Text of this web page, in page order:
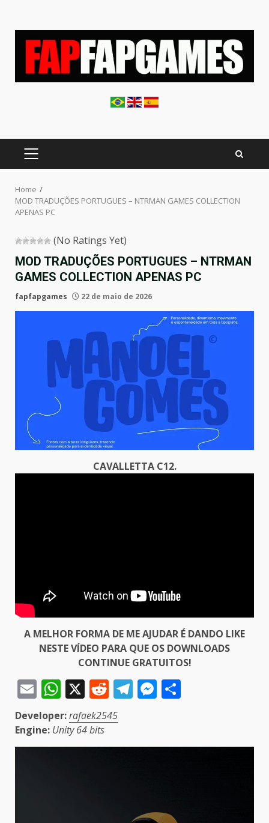
PRIMARY
MENU
Home
MOD TRADUÇÕES PORTUGUES – NTRMAN GAMES COLLECTION
APENAS PC
(No Ratings Yet)
MOD TRADUÇÕES PORTUGUES – NTRMAN
GAMES COLLECTION APENAS PC
fapfapgames 22 de maio de 2026
CAVALLETTA C12.
A MELHOR FORMA DE ME AJUDAR É DANDO LIKE
NESTE VÍDEO PARA QUE OS DOWNLOADS
CONTINUE GRATUITOS!
EmailWhatsApp
X Reddit
Telegram
Messenger
Developer:rafaek2545
Engine: Unity 64 bits